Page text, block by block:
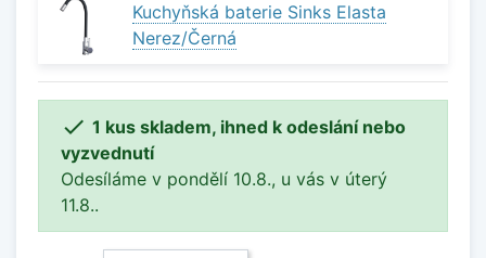
Kuchyňská baterie Sinks Elasta
Nerez/Černá
 1 kus skladem, ihned k odeslání nebo
vyzvednutí
Odesíláme v pondělí 10.8., u vás v úterý
11.8..